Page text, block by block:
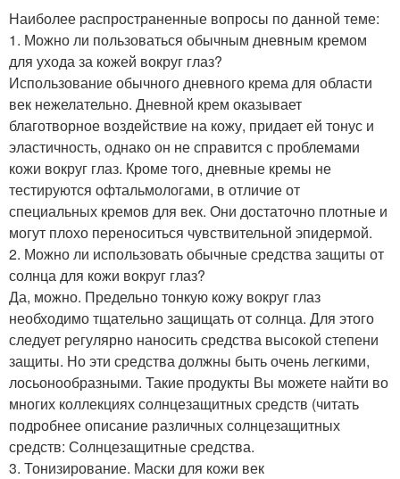
Наиболее распространенные вопросы по данной теме:
1. Можно ли пользоваться обычным дневным кремом
для ухода за кожей вокруг глаз?
Использование обычного дневного крема для области
век нежелательно. Дневной крем оказывает
благотворное воздействие на кожу, придает ей тонус и
эластичность, однако он не справится с проблемами
кожи вокруг глаз. Кроме того, дневные кремы не
тестируются офтальмологами, в отличие от
специальных кремов для век. Они достаточно плотные и
могут плохо переноситься чувствительной эпидермой.
2. Можно ли использовать обычные средства защиты от
солнца для кожи вокруг глаз?
Да, можно. Предельно тонкую кожу вокруг глаз
необходимо тщательно защищать от солнца. Для этого
следует регулярно наносить средства высокой степени
защиты. Но эти средства должны быть очень легкими,
лосьонообразными. Такие продукты Вы можете найти во
многих коллекциях солнцезащитных средств (читать
подробнее описание различных солнцезащитных
средств: Солнцезащитные средства.
3. Тонизирование. Маски для кожи век